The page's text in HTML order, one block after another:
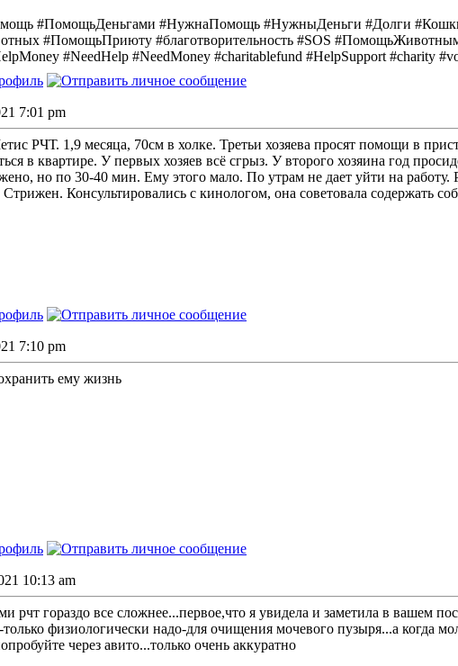
#ПомощьДеньгами #НужнаПомощь #НужныДеньги #Долги
#ПомощьПриюту #благотворительность #SOS
#NeedHelp #NeedMoney #charitablefund #HelpSupport #charity
7:01 pm
РЧТ. 1,9 месяца, 70см в холке. Третьи хозяева просят помощи в
в квартире. У первых хозяев всё сгрыз. У второго хозяина год
но по 30-40 мин. Ему этого мало. По утрам не дает уйти на работу.
Консультировались с кинологом, она советовала содержать
7:10 pm
ему жизнь
10:13 am
рчт гораздо все сложнее...первое,что я увидела и заметила в вашем
физиологически надо-для очищения мочевого пузыря...а когда
через авито...только очень аккуратно